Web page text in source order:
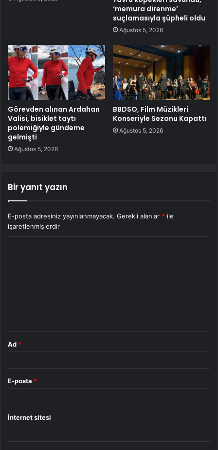
‘memura direnme’
suçlamasıyla şüpheli oldu
Ağustos 5, 2026
Görevden alınan Ardahan
Valisi, bisiklet taytı
polemiğiyle gündeme
gelmişti
Ağustos 5, 2026
BBDSO, Film Müzikleri
Konseriyle Sezonu Kapattı
Ağustos 5, 2026
Bir yanıt yazın
E-posta adresiniz yayınlanmayacak. Gerekli alanlar * ile
işaretlenmişlerdir
Ad *
E-posta *
İnternet sitesi